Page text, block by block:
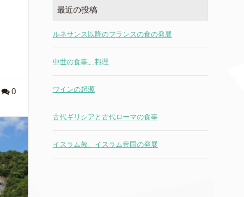
0
最近の投稿
ルネサンス以降のフランスの食の発展
中世の食事、料理
ワインの起源
古代ギリシアと古代ローマの食事
イスラム教、イスラム帝国の発展